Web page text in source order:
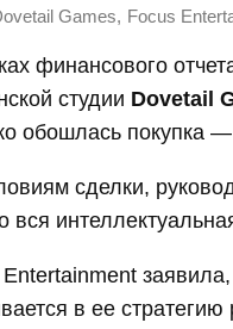
Games, Focus
финансового
студии Dovetail
обошлась покупка
сделки,
вся
в ее стратегию